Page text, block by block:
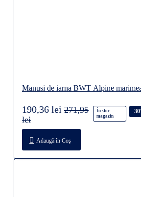
Manusi de iarna BWT Alpine
În stoc
magazin
-
190,36 lei 271,95
lei
Adaugă în Coş